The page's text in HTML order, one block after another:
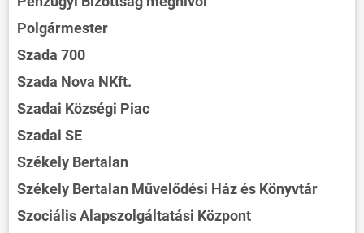
Polgármester
Szada 700
Szada Nova NKft.
Szadai Községi Piac
Szadai SE
Székely Bertalan
Székely Bertalan Művelődési Ház és Könyvtár
Szociális Alapszolgáltatási Központ